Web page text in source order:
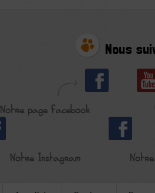
Nous
Notre page Facebook
Notre Instagram